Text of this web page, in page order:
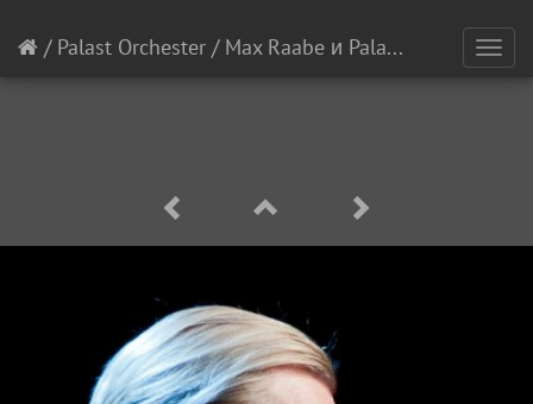
/ Palast Orchester / Max Raabe и Palast Orchester [4/